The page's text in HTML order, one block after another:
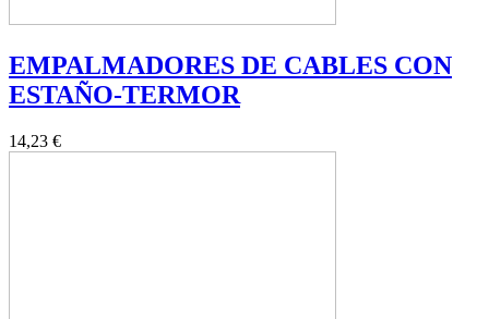
EMPALMADORES DE CABLES CON
ESTAÑO-TERMOR
14,23 €